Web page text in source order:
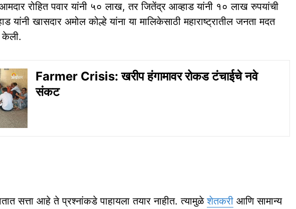
आमदार रोहित पवार यांनी ५० लाख, तर जितेंद्र आव्हाड यांनी १० लाख रुपयांची
यांनी खासदार अमोल कोल्हे यांना या मालिकेसाठी महाराष्ट्रातील जनता मदत
केली.
Farmer Crisis: खरीप हंगामावर रोकड टंचाईचे नवे
संकट
सत्ता आहे ते प्रश्नांकडे पाहायला तयार नाहीत. त्यामुळेशेतकरी आणि सामान्य